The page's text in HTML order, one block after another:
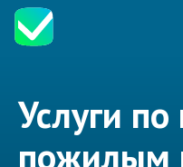
Услуги
пожилым